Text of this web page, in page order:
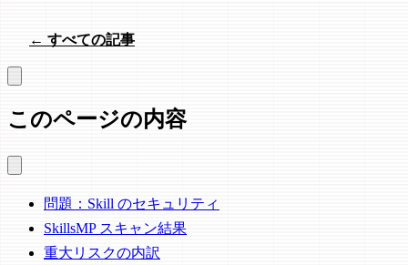
← すべての記事
このページの内容
問題：Skill のセキュリティ
SkillsMP スキャン結果
重大リスクの内訳